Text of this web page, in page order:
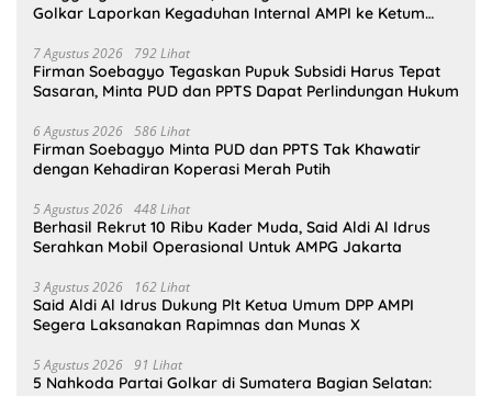
Golkar Laporkan Kegaduhan Internal AMPI ke Ketum
7 Agustus 2026 792 Lihat
Firman Soebagyo Tegaskan Pupuk Subsidi Harus Tepat
Sasaran, Minta PUD dan PPTS Dapat Perlindungan Hukum
6 Agustus 2026 586 Lihat
Firman Soebagyo Minta PUD dan PPTS Tak Khawatir
dengan Kehadiran Koperasi Merah Putih
5 Agustus 2026 448 Lihat
Berhasil Rekrut 10 Ribu Kader Muda, Said Aldi Al Idrus
Serahkan Mobil Operasional Untuk AMPG Jakarta
3 Agustus 2026 162 Lihat
Said Aldi Al Idrus Dukung Plt Ketua Umum DPP AMPI
Segera Laksanakan Rapimnas dan Munas X
5 Agustus 2026 91 Lihat
5 Nahkoda Partai Golkar di Sumatera Bagian Selatan: